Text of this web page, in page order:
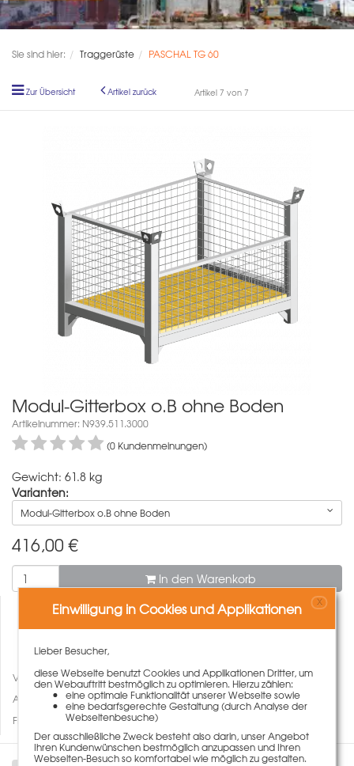
Sie sind hier: Traggerüste PASCHAL TG 60
Zur Übersicht Artikel zurück Artikel 7 von 7
Modul-Gitterbox o.B ohne Boden
Artikelnummer: N939.511.3000
(0 Kundenmeinungen)
Gewicht: 61.8 kg
Varianten:
Modul-Gitterbox o.B ohne Boden
416,00 €
In den Warenkorb
Vergleichen
Auf den Merkzettel
Fragen zum Artikel
Einwilligung in Cookies und Applikationen X
Lieber Besucher,
diese Webseite benutzt Cookies und Applikationen Dritter, um
den Webauftritt bestmöglich zu optimieren. Hierzu zählen:
eine optimale Funktionalität unserer Webseite sowie
eine bedarfsgerechte Gestaltung (durch Analyse der
Webseitenbesuche)
Der ausschließliche Zweck besteht also darin, unser Angebot
Ihren Kundenwünschen bestmöglich anzupassen und Ihren
Webseiten-Besuch so komfortabel wie möglich zu gestalten.